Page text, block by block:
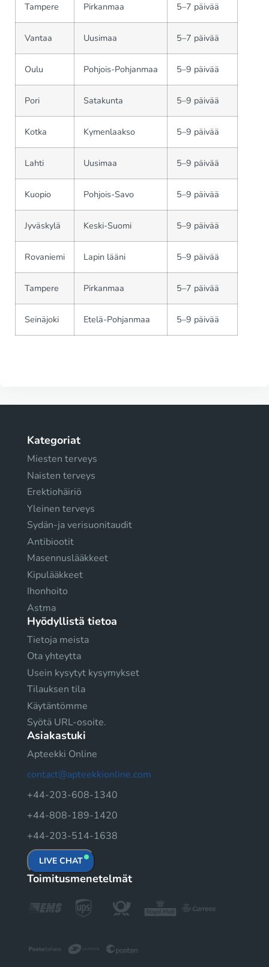
Tampere Pirkanmaa 5–7 päivää
Vantaa Uusimaa 5–7 päivää
Oulu Pohjois-Pohjanmaa 5–9 päivää
Pori Satakunta 5–9 päivää
Kotka Kymenlaakso 5–9 päivää
Lahti Uusimaa 5–9 päivää
Kuopio Pohjois-Savo 5–9 päivää
Jyväskylä Keski-Suomi 5–9 päivää
Rovaniemi Lapin lääni 5–9 päivää
Tampere Pirkanmaa 5–7 päivää
Seinäjoki Etelä-Pohjanmaa 5–9 päivää
Kategoriat
Miesten terveys
Naisten terveys
Erektiohäiriö
Yleinen terveys
Sydän-ja verisuonitaudit
Antibiootit
Masennuslääkkeet
Kipulääkkeet
Ihonhoito
Astma
Hyödyllistä tietoa
Tietoja meista
Ota yhteytta
Usein kysytyt kysymykset
Tilauksen tila
Käytäntömme
Syötä URL-osoite.
Asiakastuki
Apteekki Online
contact@apteekkionline.com
+44-203-608-1340
+44-808-189-1420
+44-203-514-1638
LIVE CHAT
Toimitusmenetelmät